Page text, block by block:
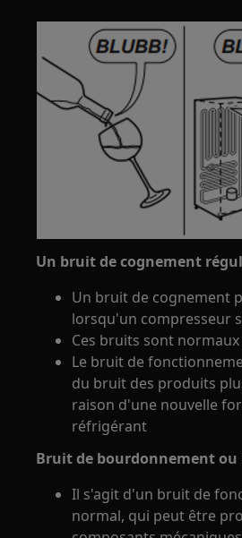
Un bruit de cognement
Un bruit de cognement
lorsqu'un compresseur
Ces bruits sont normaux
Le bruit de
du bruit des produits
raison d'une nouvelle
réfrigérant
Bruit de bourdonnement ou
Il s'agit d'un bruit de
normal, qui peut être